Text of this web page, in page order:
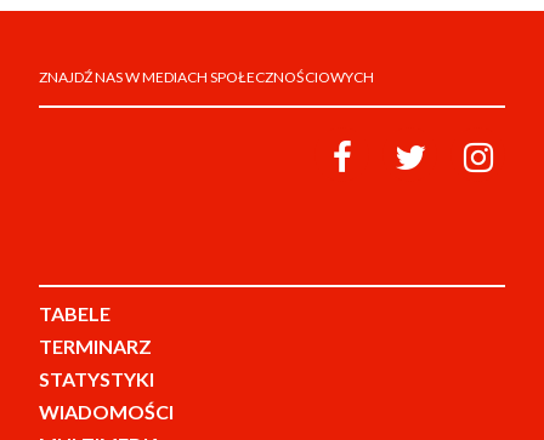
ZNAJDŹ NAS W MEDIACH SPOŁECZNOŚCIOWYCH
TABELE
TERMINARZ
STATYSTYKI
WIADOMOŚCI